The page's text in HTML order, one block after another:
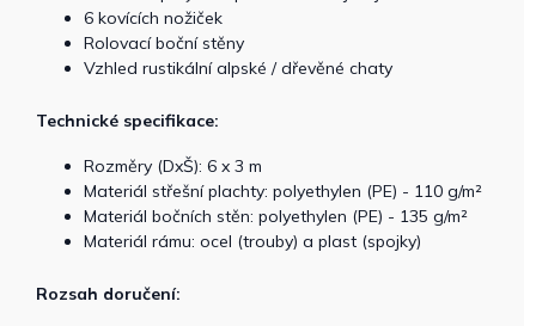
6 kovících nožiček
Rolovací boční stěny
Vzhled rustikální alpské / dřevěné chaty
Technické specifikace:
Rozměry (DxŠ): 6 x 3 m
Materiál střešní plachty: polyethylen (PE) - 110 g/m²
Materiál bočních stěn: polyethylen (PE) - 135 g/m²
Materiál rámu: ocel (trouby) a plast (spojky)
Rozsah doručení: